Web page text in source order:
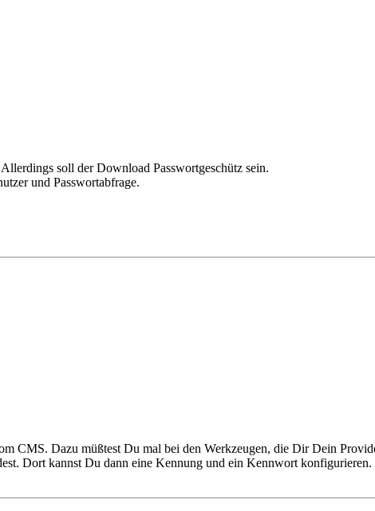
soll der Download Passwortgeschütz sein.
und Passwortabfrage.
CMS. Dazu müßtest Du mal bei den Werkzeugen, die Dir Dein
Dort kannst Du dann eine Kennung und ein Kennwort